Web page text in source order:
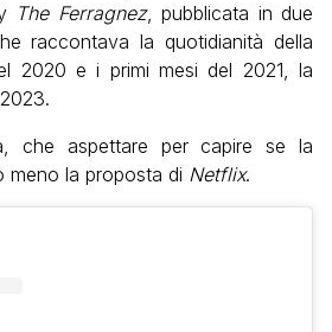
The Ferragnez, pubblicata in due
raccontava la quotidianità della
2020 e i primi mesi del 2021, la
che aspettare per capire se la
meno la proposta di Netflix.